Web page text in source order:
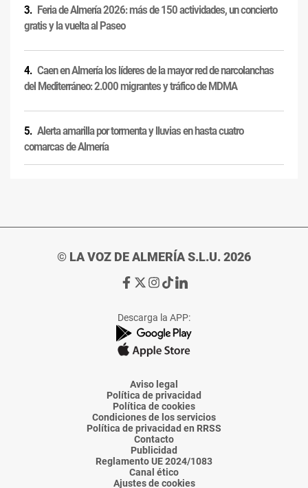
Feria de Almería 2026: más de 150 actividades, un concierto
gratis y la vuelta al Paseo
Caen en Almería los líderes de la mayor red de narcolanchas
del Mediterráneo: 2.000 migrantes y tráfico de MDMA
Alerta amarilla por tormenta y lluvias en hasta cuatro
comarcas de Almería
© LA VOZ DE ALMERÍA S.L.U. 2026
Ir
de
La
Voz
Almería
Ir
de
La
Voz
Almería
Ir
de
La
Voz
Almería
Ir
de
La
Voz
Almería
Ir
de
La
Voz
Descarga la APP:
Aviso legal
Política de privacidad
Política de cookies
Condiciones de los servicios
Política de privacidad en RRSS
Contacto
Publicidad
Reglamento UE 2024/1083
Canal ético
Ajustes de cookies